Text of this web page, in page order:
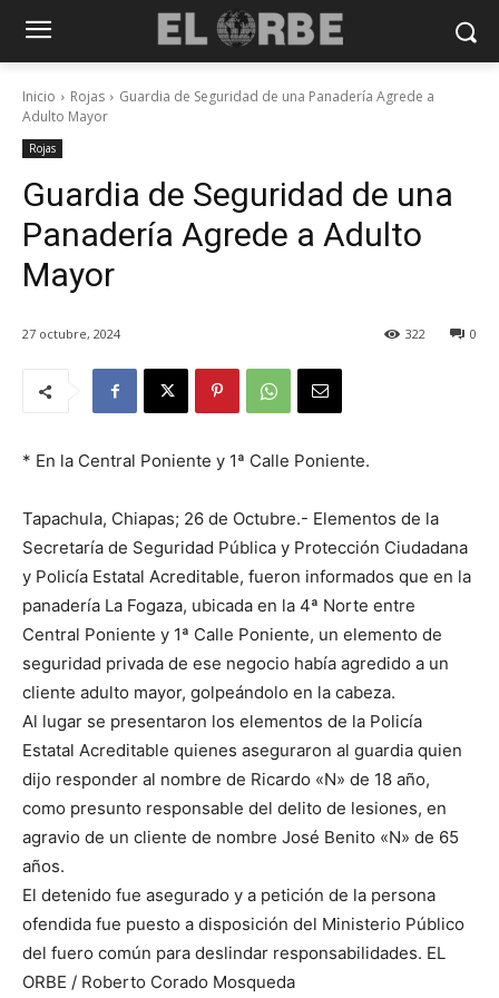
Inicio Rojas
Guardia de Seguridad de una Panadería Agrede a
Adulto Mayor
Rojas
Guardia de Seguridad de una
Panadería Agrede a Adulto
Mayor
27 octubre, 2024 0
322
* En la Central Poniente y 1ª Calle Poniente.
Tapachula, Chiapas; 26 de Octubre.- Elementos de la
Secretaría de Seguridad Pública y Protección Ciudadana
y Policía Estatal Acreditable, fueron informados que en la
panadería La Fogaza, ubicada en la 4ª Norte entre
Central Poniente y 1ª Calle Poniente, un elemento de
seguridad privada de ese negocio había agredido a un
cliente adulto mayor, golpeándolo en la cabeza.
Al lugar se presentaron los elementos de la Policía
Estatal Acreditable quienes aseguraron al guardia quien
dijo responder al nombre de Ricardo «N» de 18 año,
como presunto responsable del delito de lesiones, en
agravio de un cliente de nombre José Benito «N» de 65
años.
El detenido fue asegurado y a petición de la persona
ofendida fue puesto a disposición del Ministerio Público
del fuero común para deslindar responsabilidades. EL
ORBE / Roberto Corado Mosqueda